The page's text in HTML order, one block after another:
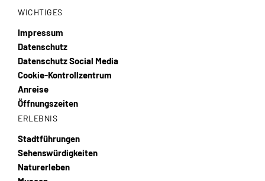
WICHTIGES
Impressum
Datenschutz
Datenschutz Social Media
Cookie-Kontrollzentrum
Anreise
Öffnungszeiten
ERLEBNIS
Stadtführungen
Sehenswürdigkeiten
Naturerleben